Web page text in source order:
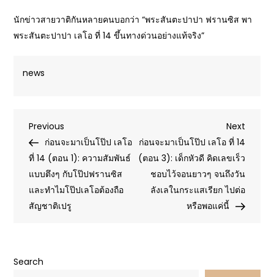
นักข่าวสายวาติกันหลายคนบอกว่า “พระสันตะปาปา ฟรานซิส พา
พระสันตะปาปา เลโอ ที่ 14 ขึ้นทางด่วนอย่างแท้จริง”
news
Post
navigation
Previous
Post
Previous
ก่อนจะมาเป็นโป๊ป เลโอ
ที่ 14 (ตอน 1): ความสัมพันธ์
แบบตึงๆ กับโป๊ปฟรานซิส
และทำไมโป๊ปเลโอต้องถือ
สัญชาติเปรู
Next
Post
Next
ก่อนจะมาเป็นโป๊ป เลโอ ที่ 14
(ตอน 3): เด็กหัวดี คิดเลขเร็ว
ชอบไว้จอนยาวๆ จนถึงวัน
ลังเลในกระแสเรียก ไปต่อ
หรือพอแค่นี้
Search